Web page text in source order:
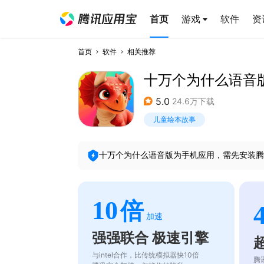
首页 游戏 软件 资
首页 软件 相关推荐
十万个为什么语音
5.0 24.6万下载
儿童绘本故事
十万个为什么语音版为手机应用，需先安装
10倍 加速
强强联合 极速引擎
与intel合作，比传统模拟器快10倍
腾